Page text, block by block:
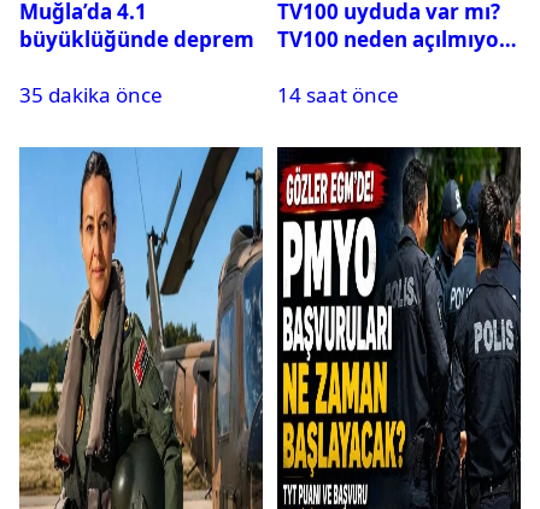
Muğla’da 4.1
büyüklüğünde deprem
35 dakika önce
TV100 uyduda var mı?
TV100 neden açılmıyor?
14 saat önce